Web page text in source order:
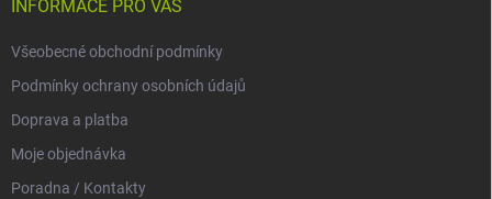
INFORMACE PRO VÁS
Všeobecné obchodní podmínky
Podmínky ochrany osobních údajů
Doprava a platba
Moje objednávka
Poradna / Kontakty